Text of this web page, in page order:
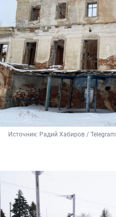
Источник: Радий Хабиров / Telegram